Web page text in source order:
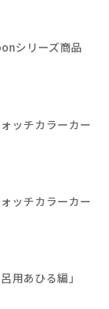
シリーズ商品
ッチカラーカー
ッチカラーカー
用あひる編」